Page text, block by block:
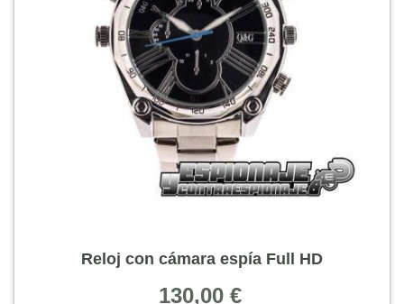
Reloj con cámara espía Full HD
130,00 €